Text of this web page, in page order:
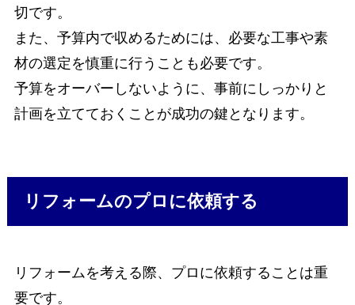
切です。
また、予算内で収めるためには、必要な工事や素
材の選定を慎重に行うことも必要です。
予算をオーバーしないように、事前にしっかりと
計画を立てておくことが成功の鍵となります。
リフォームのプロに依頼する
リフォームを考える際、プロに依頼することは重
要です。